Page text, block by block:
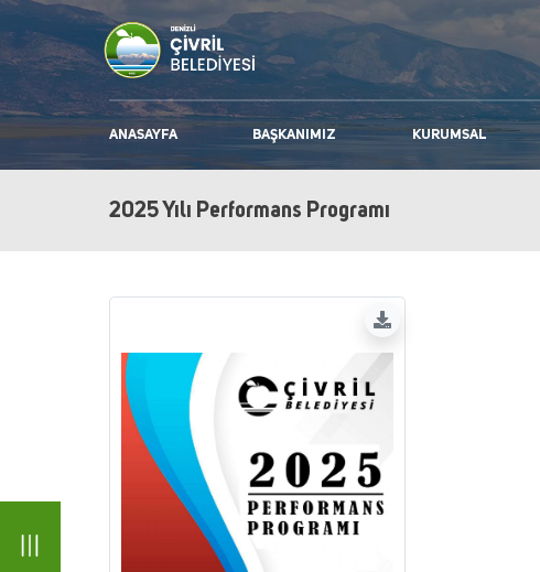
ANASAYFA BAŞKANIMIZ KURUMSAL
2025 Yılı Performans Programı